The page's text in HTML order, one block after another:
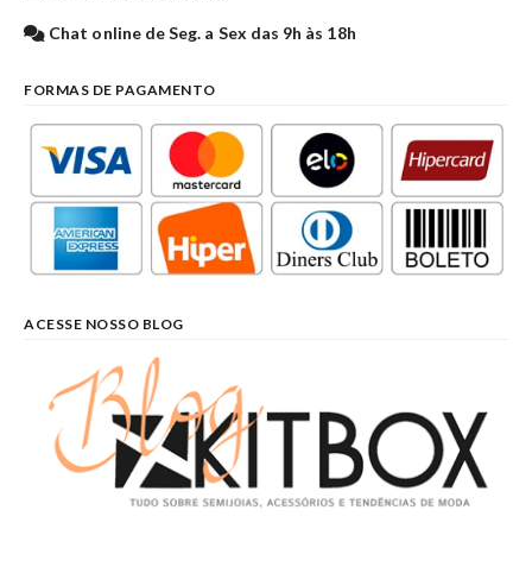
Chat online de Seg. a Sex das 9h às 18h
FORMAS DE PAGAMENTO
ACESSE NOSSO BLOG